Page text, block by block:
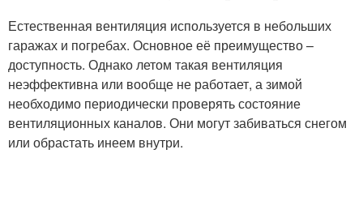
Естественная вентиляция используется в небольших
гаражах и погребах. Основное её преимущество –
доступность. Однако летом такая вентиляция
неэффективна или вообще не работает, а зимой
необходимо периодически проверять состояние
вентиляционных каналов. Они могут забиваться снегом
или обрастать инеем внутри.